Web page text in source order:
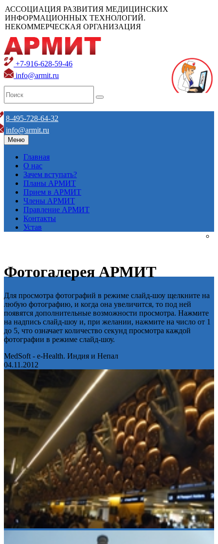
АССОЦИАЦИЯ РАЗВИТИЯ МЕДИЦИНСКИХ
ИНФОРМАЦИОННЫХ ТЕХНОЛОГИЙ.
НЕКОММЕРЧЕСКАЯ ОРГАНИЗАЦИЯ
+7-916-628-59-46
info@armit.ru
8-495-728-64-32
info@armit.ru
Меню
Главная
О нас
Зачем вступать?
Планы АРМИТ
Прием в АРМИТ
Члены АРМИТ
Правление АРМИТ
Контакты
Устав
Фотогалерея АРМИТ
Для просмотра фотографий в режиме слайд-шоу щелкните на
любую фотографию, и когда она увеличится, то под ней
появятся дополнительные возможности просмотра. Нажмите
на надпись слайд-шоу и, при желании, нажмите на число от 1
до 5, что означает количество секунд просмотра каждой
фотографии в режиме слайд-шоу.
MedSoft - e-Health. Индия и Непал
04.11.2012